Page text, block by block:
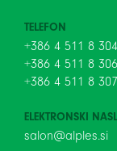
TELEFON
+386 4 511 8 304
+386 4 511 8 306
+386 4 511 8 307
ELEKTRONSKI
salon@alples.si